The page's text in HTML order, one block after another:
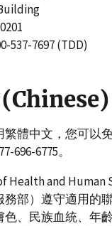
537-7697 (TDD)
(Chinese)
體中文，您可以
696-6775。
Health and Human
務部）遵守適用的
色、民族血統、年